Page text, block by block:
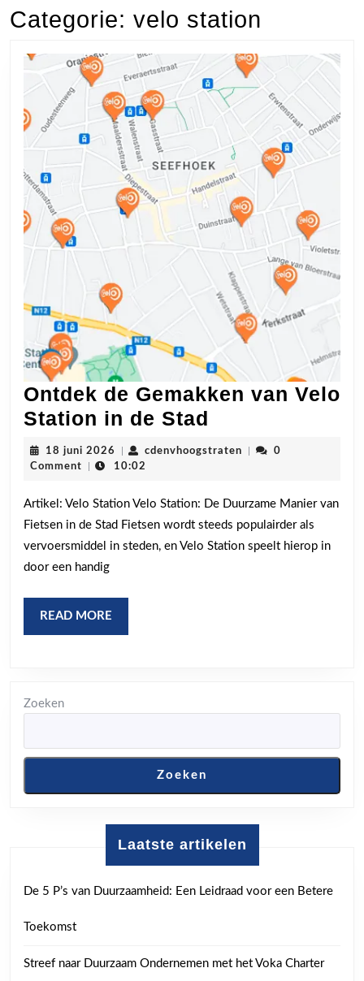
Categorie: velo station
Ontdek de Gemakken van Velo
Station in de Stad
de
Velo
Station
18 juni 2026 18
juni
cdenvhoogstraten cdenvhoogstraten
0
Comment
10:02
Artikel: Velo Station Velo Station: De Duurzame Manier van
Fietsen in de Stad Fietsen wordt steeds populairder als
vervoersmiddel in steden, en Velo Station speelt hierop in
door een handig
READ MORE
MORE
Zoeken
Zoeken
Laatste artikelen
De 5 P’s van Duurzaamheid: Een Leidraad voor een Betere
Toekomst
Streef naar Duurzaam Ondernemen met het Voka Charter